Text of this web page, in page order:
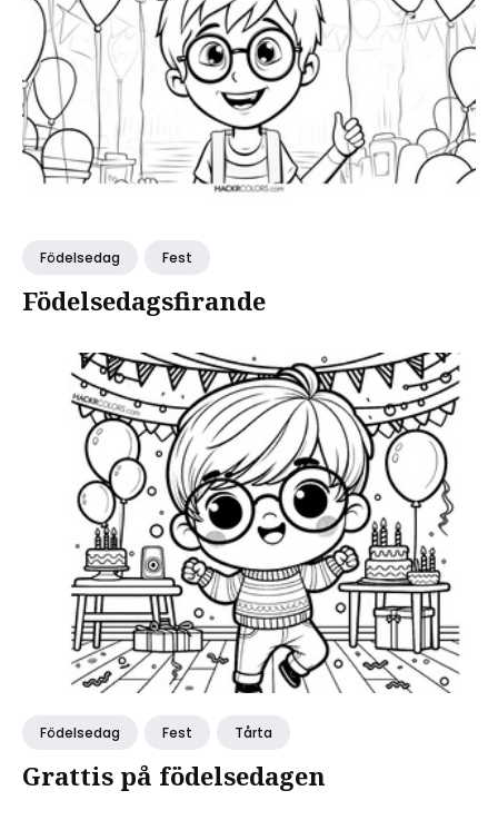
Födelsedag Fest
Födelsedagsfirande
Födelsedag Fest Tårta
Grattis på födelsedagen